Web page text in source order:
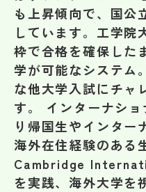
も上昇傾向で、国公
しています。工学院
枠で合格を確保した
学が可能なシステム
な他大学入試にチャ
す。 インターナシ
り帰国生やインター
海外在住経験のある
Cambridge
を実践、海外大学を